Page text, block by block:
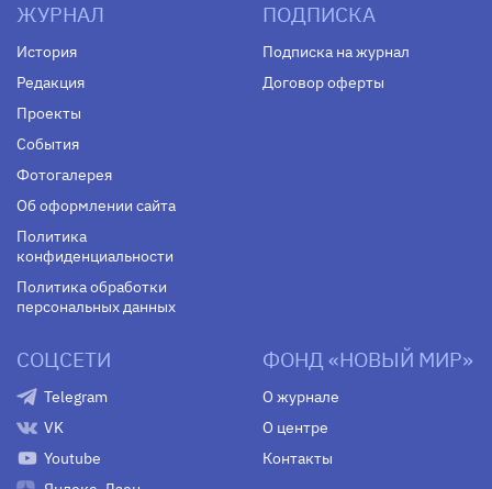
ЖУРНАЛ
История
Редакция
Проекты
События
Фотогалерея
Об оформлении сайта
Политика
конфиденциальности
Политика обработки
персональных данных
ПОДПИСКА
Подписка на журнал
Договор оферты
СОЦСЕТИ
Telegram
VK
Youtube
ФОНД «НОВЫЙ МИР»
О журнале
О центре
Контакты